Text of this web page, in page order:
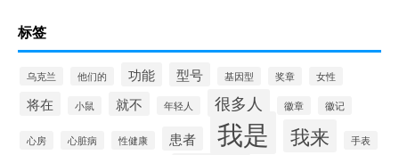
标签
乌克兰 他们的 功能 型号 基因型 奖章 女性
将在 小鼠 就不 年轻人 很多人 徽章 徽记
心房 心脏病 性健康 患者 我是 我来 手表